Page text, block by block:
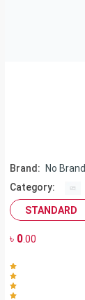
Brand:
No Brand
Category:
STANDARD
৳ 0.00